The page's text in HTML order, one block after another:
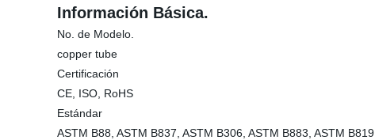
Información Básica.
No. de Modelo.
copper tube
Certificación
CE, ISO, RoHS
Estándar
ASTM B88, ASTM B837, ASTM B306, ASTM B883, ASTM B819